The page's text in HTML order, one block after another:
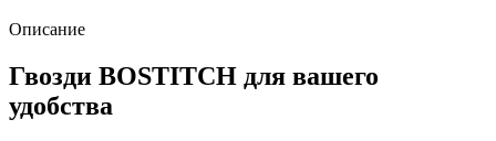
Описание
Гвозди BOSTITCH для вашего
удобства